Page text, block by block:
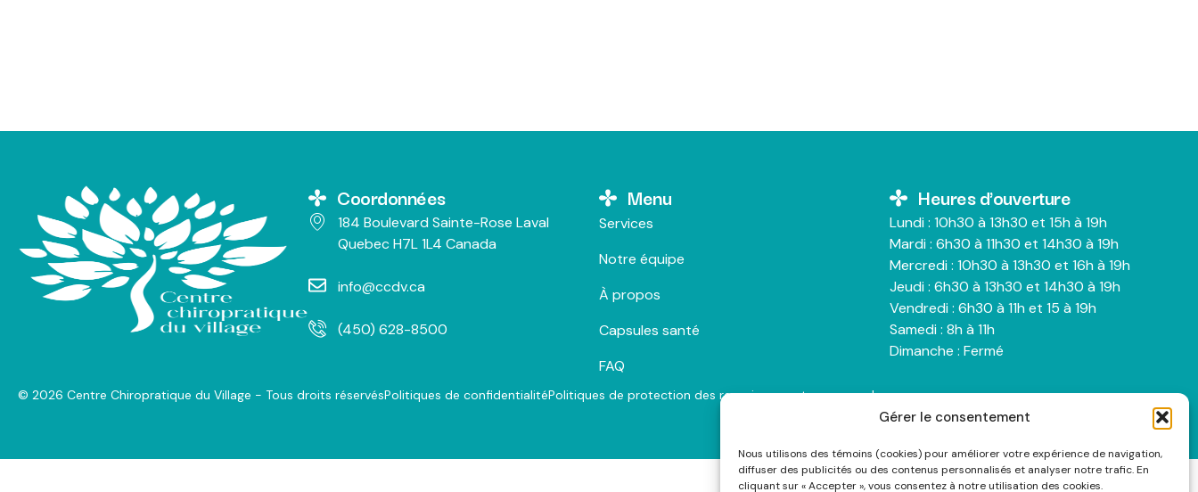
Gérer le consentement
Nous utilisons des témoins (cookies) pour améliorer votre expérience de navigation,
diffuser des publicités ou des contenus personnalisés et analyser notre trafic. En
cliquant sur « Accepter », vous consentez à notre utilisation des cookies.
Coordonnées
184 Boulevard Sainte-Rose Laval
Quebec H7L 1L4 Canada
info@ccdv.ca
(450) 628-8500
Menu
Services
Notre équipe
À propos
Capsules santé
FAQ
Heures d'ouverture
Lundi : 10h30 à 13h30 et 15h à 19h
Mardi : 6h30 à 11h30 et 14h30 à 19h
Mercredi : 10h30 à 13h30 et 16h à 19h
Jeudi : 6h30 à 13h30 et 14h30 à 19h
Vendredi : 6h30 à 11h et 15 à 19h
Samedi : 8h à 11h
Dimanche : Fermé
© 2026 Centre Chiropratique du Village - Tous droits réservésPolitiques de confidentialitéPolitiques de protection des renseignements personnels